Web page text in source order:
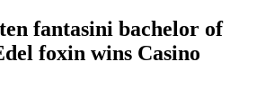
fantasini bachelor of
foxin wins Casino